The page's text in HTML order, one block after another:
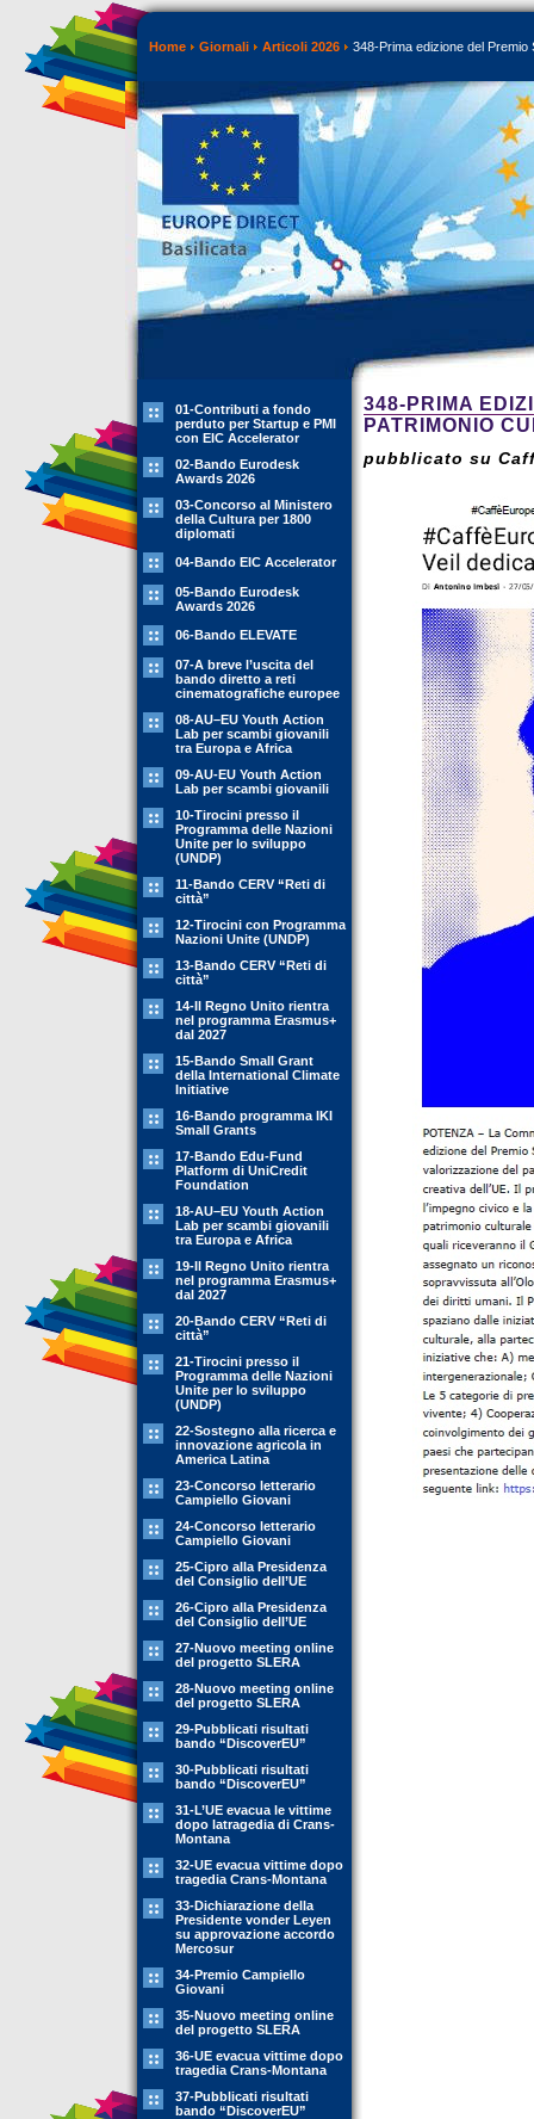
Home Giornali Articoli 2026 348-Prima edizione del Premio
01-Contributi a fondo
perduto per Startup e PMI
con EIC Accelerator
02-Bando Eurodesk
Awards 2026
03-Concorso al Ministero
della Cultura per 1800
diplomati
04-Bando EIC Accelerator
05-Bando Eurodesk
Awards 2026
06-Bando ELEVATE
07-A breve l’uscita del
bando diretto a reti
cinematografiche europee
08-AU–EU Youth Action
Lab per scambi giovanili
tra Europa e Africa
09-AU-EU Youth Action
Lab per scambi giovanili
10-Tirocini presso il
Programma delle Nazioni
Unite per lo sviluppo
(UNDP)
11-Bando CERV “Reti di
città”
12-Tirocini con Programma
Nazioni Unite (UNDP)
13-Bando CERV “Reti di
città”
14-Il Regno Unito rientra
nel programma Erasmus+
dal 2027
15-Bando Small Grant
della International Climate
Initiative
16-Bando programma IKI
Small Grants
17-Bando Edu-Fund
Platform di UniCredit
Foundation
18-AU–EU Youth Action
Lab per scambi giovanili
tra Europa e Africa
19-Il Regno Unito rientra
nel programma Erasmus+
dal 2027
20-Bando CERV “Reti di
città”
21-Tirocini presso il
Programma delle Nazioni
Unite per lo sviluppo
(UNDP)
22-Sostegno alla ricerca e
innovazione agricola in
America Latina
23-Concorso letterario
Campiello Giovani
24-Concorso letterario
Campiello Giovani
25-Cipro alla Presidenza
del Consiglio dell’UE
26-Cipro alla Presidenza
del Consiglio dell’UE
27-Nuovo meeting online
del progetto SLERA
28-Nuovo meeting online
del progetto SLERA
29-Pubblicati risultati
bando “DiscoverEU”
30-Pubblicati risultati
bando “DiscoverEU”
31-L’UE evacua le vittime
dopo latragedia di Crans-
Montana
32-UE evacua vittime dopo
tragedia Crans-Montana
33-Dichiarazione della
Presidente vonder Leyen
su approvazione accordo
Mercosur
34-Premio Campiello
Giovani
35-Nuovo meeting online
del progetto SLERA
36-UE evacua vittime dopo
tragedia Crans-Montana
37-Pubblicati risultati
bando “DiscoverEU”
348-PRIMA
PATRIMONIO
pubblicato su